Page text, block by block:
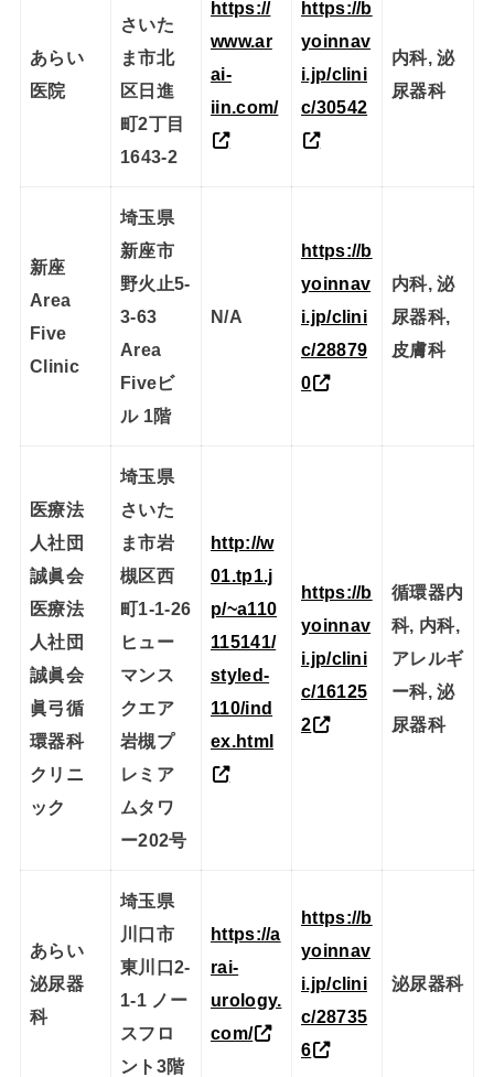
あらい
医院
さいた
ま市北
区日進
町2丁目
1643-2
https://
www.ar
ai-
iin.com/
https://b
yoinnav
i.jp/clini
c/30542
内科, 泌
尿器科
新座
Area
Five
Clinic
埼玉県
新座市
野火止5-
3-63
Area
Fiveビ
ル 1階
N/A
https://b
yoinnav
i.jp/clini
c/28879
0
内科, 泌
尿器科,
皮膚科
医療法
人社団
誠眞会
医療法
人社団
誠眞会
眞弓循
環器科
クリニ
ック
埼玉県
さいた
ま市岩
槻区西
町1-1-26
ヒュー
マンス
クエア
岩槻プ
レミア
ムタワ
ー202号
http://w
01.tp1.j
p/~a110
115141/
styled-
110/ind
ex.html
https://b
yoinnav
i.jp/clini
c/16125
2
循環器内
科, 内科,
アレルギ
ー科, 泌
尿器科
あらい
泌尿器
科
埼玉県
川口市
東川口2-
1-1 ノー
スフロ
ント3階
https://a
rai-
urology.
com/
https://b
yoinnav
i.jp/clini
c/28735
6
泌尿器科